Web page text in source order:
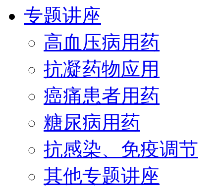
专题讲座
高血压病用药
抗凝药物应用
癌痛患者用药
糖尿病用药
抗感染、免疫调节
其他专题讲座